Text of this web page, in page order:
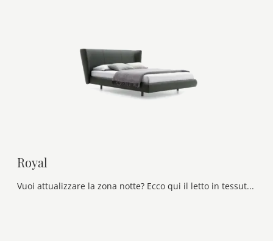
Royal
Vuoi attualizzare la zona notte? Ecco qui il letto in tessuto Royal di Ditre Italia per spazi moderni.